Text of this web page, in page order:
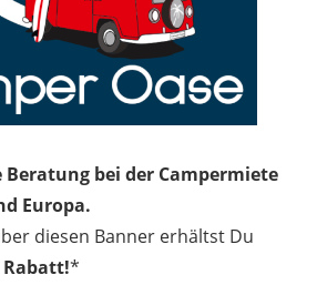
bei der Campermiete
Europa.
diesen Banner erhältst Du
Rabatt!*